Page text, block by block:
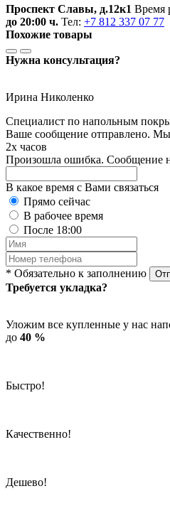
Проспект Славы, д.12к1 Время
до 20:00 ч. Тел: +7 812 337 07 77
Похожие товары
Нужна консультация?
Ирина Николенко
Специалист по напольным
Ваше сообщение отправлено.
2х часов
Произошла ошибка. Сообщение
В какое время с Вами связаться
Прямо сейчас
В рабочее время
После 18:00
* Обязательно к заполнению
Требуется укладка?
Уложим все купленные у нас
до 40 %
Быстро!
Качественно!
Дешево!